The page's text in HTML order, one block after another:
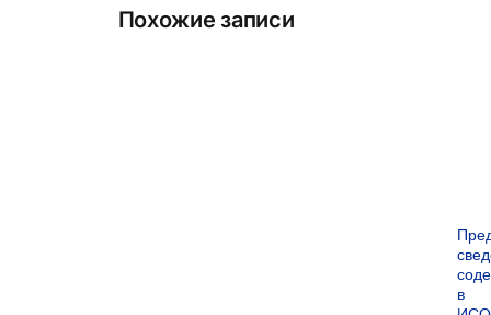
Похожие записи
в